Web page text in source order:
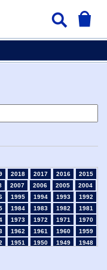
2018 2017 2016
2015
2007 2006 2005
2004
1995 1994 1993
1992
1984 1983 1982
1981
1973 1972 1971
1970
1962 1961 1960
1959
1951 1950 1949
1948